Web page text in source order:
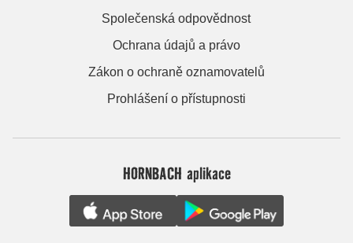
Společenská odpovědnost
Ochrana údajů a právo
Zákon o ochraně oznamovatelů
Prohlášení o přístupnosti
HORNBACH aplikace